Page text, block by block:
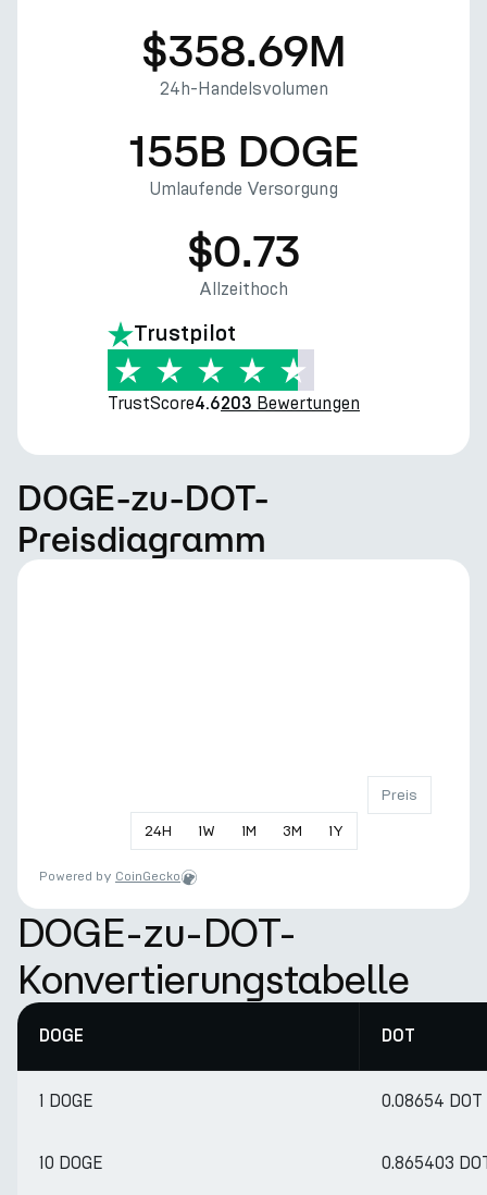
$358.69M
24h-Handelsvolumen
155B DOGE
Umlaufende Versorgung
$0.73
Allzeithoch
Trustpilot
TrustScore4.6203 Bewertungen
DOGE-zu-DOT-
Preisdiagramm
24H 1W 1M 3M 1Y
Preis
Powered by CoinGecko
DOGE-zu-DOT-
Konvertierungstabelle
DOGE DOT
1 DOGE 0.08654 DOT
10 DOGE 0.865403